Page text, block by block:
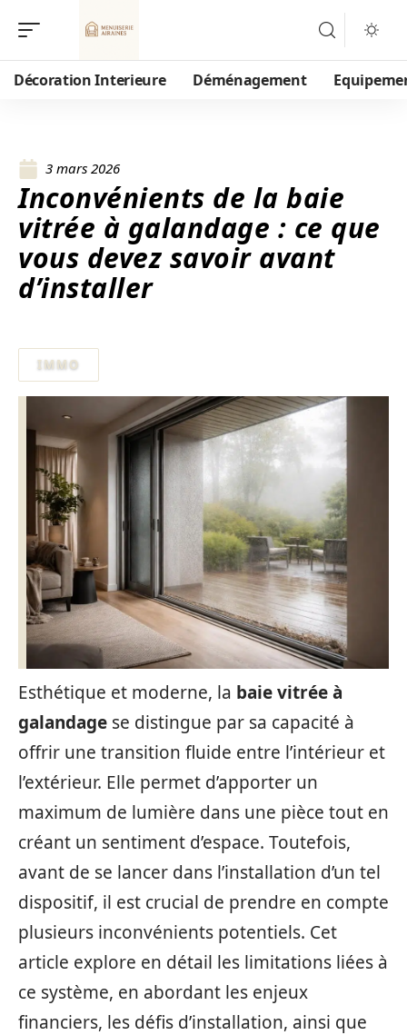
Décoration Interieure Déménagement
3 mars 2026
Inconvénients de la baie
vitrée à galandage : ce que
vous devez savoir avant
d’installer
IMMO
Esthétique et moderne, la baie vitrée à
galandage se distingue par sa capacité à
offrir une transition fluide entre l’intérieur et
l’extérieur. Elle permet d’apporter un
maximum de lumière dans une pièce tout en
créant un sentiment d’espace. Toutefois,
avant de se lancer dans l’installation d’un tel
dispositif, il est crucial de prendre en compte
plusieurs inconvénients potentiels. Cet
article explore en détail les limitations liées à
ce système, en abordant les enjeux
financiers, les défis d’installation, ainsi que